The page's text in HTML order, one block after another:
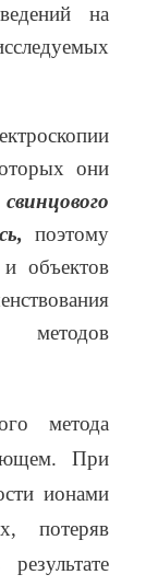
на
они
поэтому
объектов
метода
При
ионами
потеряв